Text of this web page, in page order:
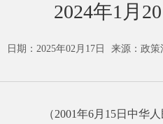
2024年1月
日期：2025年02月17日
来源：政策
（2001年6月15日中华人